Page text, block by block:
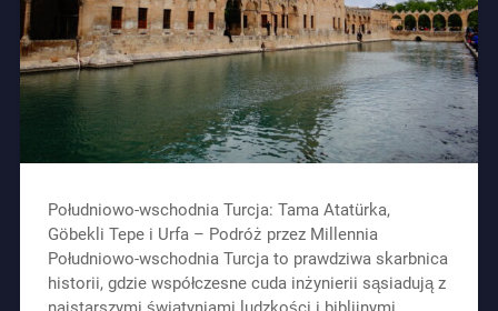
Południowo-wschodnia Turcja: Tama Atatürka,
Göbekli Tepe i Urfa – Podróż przez Millennia
Południowo-wschodnia Turcja to prawdziwa skarbnica
historii, gdzie współczesne cuda inżynierii sąsiadują z